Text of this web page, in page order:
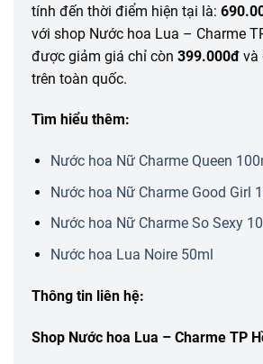
tính đến thời điểm hiện tại là:
với shop Nước hoa Lua – Charme
được giảm giá chỉ còn 399.000đ và
trên toàn quốc.
Tìm hiểu thêm:
Nước hoa Nữ Charme Queen
Nước hoa Nữ Charme Good Girl
Nước hoa Nữ Charme So Sexy
Nước hoa Lua Noire 50ml
Thông tin liên hệ:
Shop Nước hoa Lua – Charme TP